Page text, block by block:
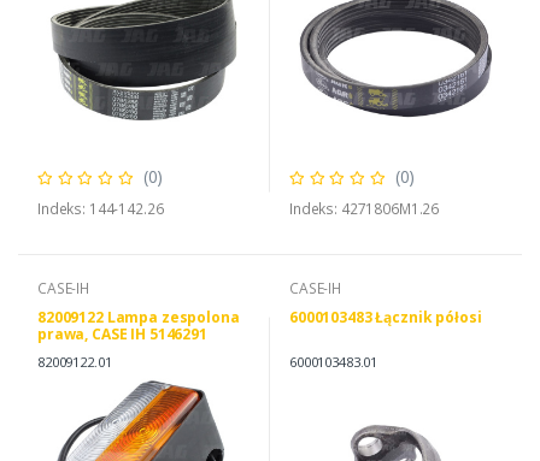
(0)
Indeks: 144-142.26
(0)
Indeks: 4271806M1.26
CASE-IH
82009122 Lampa zespolona
prawa, CASE IH 5146291
82009122.01
CASE-IH
6000103483 Łącznik półosi
6000103483.01